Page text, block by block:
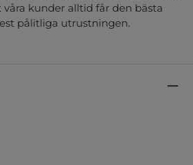
kunder alltid får den bästa
pålitliga utrustningen.